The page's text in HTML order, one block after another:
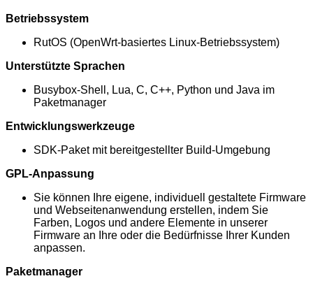
Betriebssystem
RutOS (OpenWrt-basiertes Linux-Betriebssystem)
Unterstützte Sprachen
Busybox-Shell, Lua, C, C++, Python und Java im
Paketmanager
Entwicklungswerkzeuge
SDK-Paket mit bereitgestellter Build-Umgebung
GPL-Anpassung
Sie können Ihre eigene, individuell gestaltete Firmware
und Webseitenanwendung erstellen, indem Sie
Farben, Logos und andere Elemente in unserer
Firmware an Ihre oder die Bedürfnisse Ihrer Kunden
anpassen.
Paketmanager